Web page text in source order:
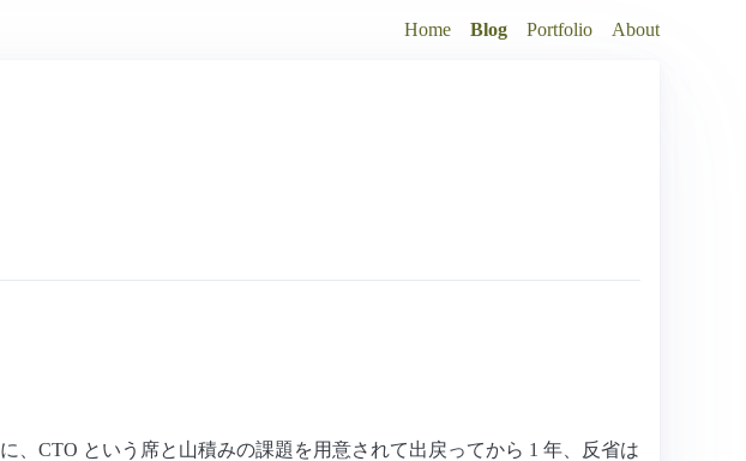
Home Blog Portfolio About
に、CTO という席と山積みの課題を用意されて出戻ってから 1 年、反省は